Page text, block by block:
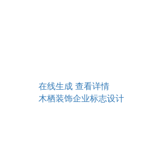
在线生成 查看详情
木栖装饰企业标志设计